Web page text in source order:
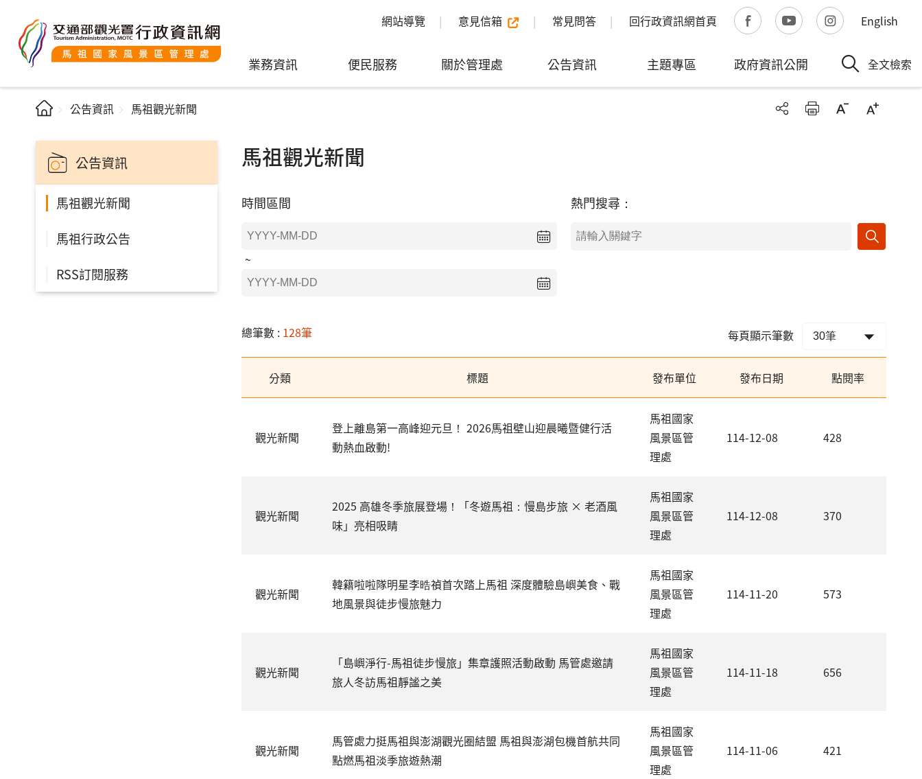
網站導覽 意見信箱 常見問答 回行政資訊網首頁 English
業務資訊 便民服務 關於管理處 公告資訊 主題專區 政府資訊公開 全文檢索
公告資訊 馬祖觀光新聞
公告資訊
馬祖觀光新聞
馬祖行政公告
RSS訂閱服務
馬祖觀光新聞
時間區間 熱門搜尋：
總筆數 : 128筆 每頁顯示筆數
分類 標題 發布單位 發布日期 點閱率
觀光新聞
登上離島第一高峰迎元旦！ 2026馬祖壁山迎晨曦暨健行活
動熱血啟動!
馬祖國家
風景區管
理處
114-12-08 428
觀光新聞
2025 高雄冬季旅展登場！「冬遊馬祖：慢島步旅 × 老酒風
味」亮相吸睛
馬祖國家
風景區管
理處
114-12-08 370
觀光新聞
韓籍啦啦隊明星李晧禎首次踏上馬祖 深度體驗島嶼美食、戰
地風景與徒步慢旅魅力
馬祖國家
風景區管
理處
114-11-20 573
觀光新聞
「島嶼淨行-馬祖徒步慢旅」集章護照活動啟動 馬管處邀請
旅人冬訪馬祖靜謐之美
馬祖國家
風景區管
理處
114-11-18 656
觀光新聞
馬管處力挺馬祖與澎湖觀光圈結盟 馬祖與澎湖包機首航共同
點燃馬祖淡季旅遊熱潮
馬祖國家
風景區管
理處
114-11-06 421